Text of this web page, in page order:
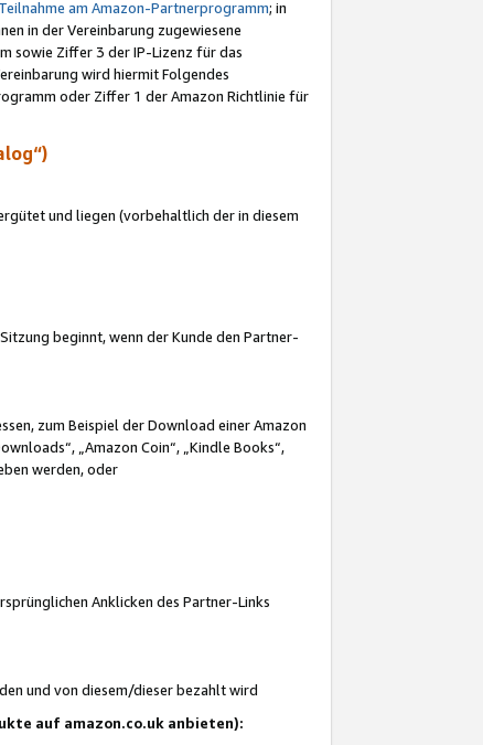
am Amazon-Partnerprogramm; in
in der Vereinbarung zugewiesene
sowie Ziffer 3 der IP-Lizenz für das
wird hiermit Folgendes
oder Ziffer 1 der Amazon Richtlinie für
und liegen (vorbehaltlich der in diesem
beginnt, wenn der Kunde den Partner-
zum Beispiel der Download einer Amazon
„Amazon Coin“, „Kindle Books“,
werden, oder
Anklicken des Partner-Links
und von diesem/dieser bezahlt wird
auf amazon.co.uk anbieten):